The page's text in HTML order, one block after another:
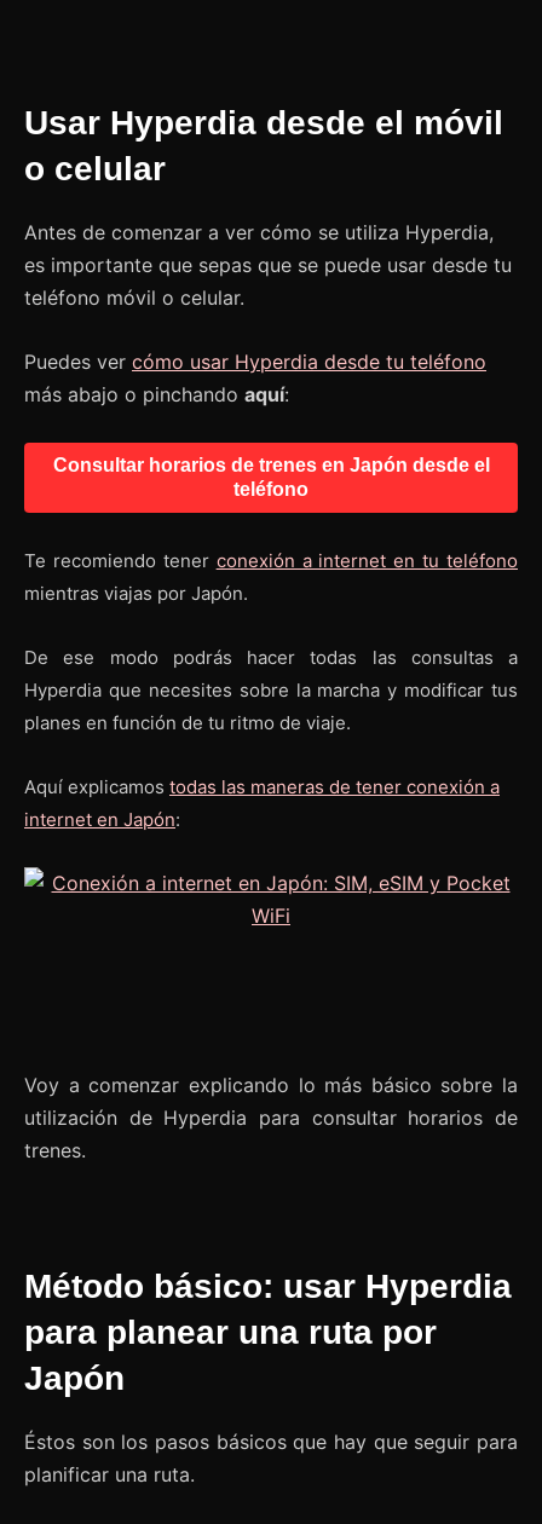
Usar Hyperdia desde el móvil
o celular
Antes de comenzar a ver cómo se utiliza Hyperdia,
es importante que sepas que se puede usar desde tu
teléfono móvil o celular.
Puedes ver cómo usar Hyperdia desde tu teléfono
más abajo o pinchando aquí:
Consultar horarios de trenes en Japón desde el
teléfono
Te recomiendo tener conexión a internet en tu teléfono
mientras viajas por Japón.
De ese modo podrás hacer todas las consultas a
Hyperdia que necesites sobre la marcha y modificar tus
planes en función de tu ritmo de viaje.
Aquí explicamos todas las maneras de tener conexión a
internet en Japón:
Voy a comenzar explicando lo más básico sobre la
utilización de Hyperdia para consultar horarios de
trenes.
Método básico: usar Hyperdia
para planear una ruta por
Japón
Éstos son los pasos básicos que hay que seguir para
planificar una ruta.